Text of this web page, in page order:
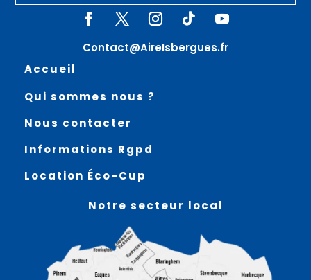
Contact@AireIsbergues.fr
Accueil
Qui sommes nous ?
Nous contacter
Informations Rgpd
Location Éco-Cup
Notre secteur local